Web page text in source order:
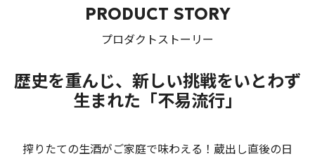
PRODUCT STORY
プロダクトストーリー
歴史を重んじ、新しい挑戦をいとわず
生まれた「不易流行」
搾りたての生酒がご家庭で味わえる！蔵出し直後の日